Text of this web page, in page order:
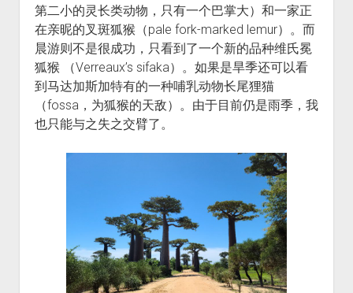
第二小的灵长类动物，只有一个巴掌大）和一家正
在亲昵的叉斑狐猴（pale fork-marked lemur）。而
晨游则不是很成功，只看到了一个新的品种维氏冕
狐猴 （Verreaux’s sifaka）。如果是旱季还可以看
到马达加斯加特有的一种哺乳动物长尾狸猫
（fossa，为狐猴的天敌）。由于目前仍是雨季，我
也只能与之失之交臂了。